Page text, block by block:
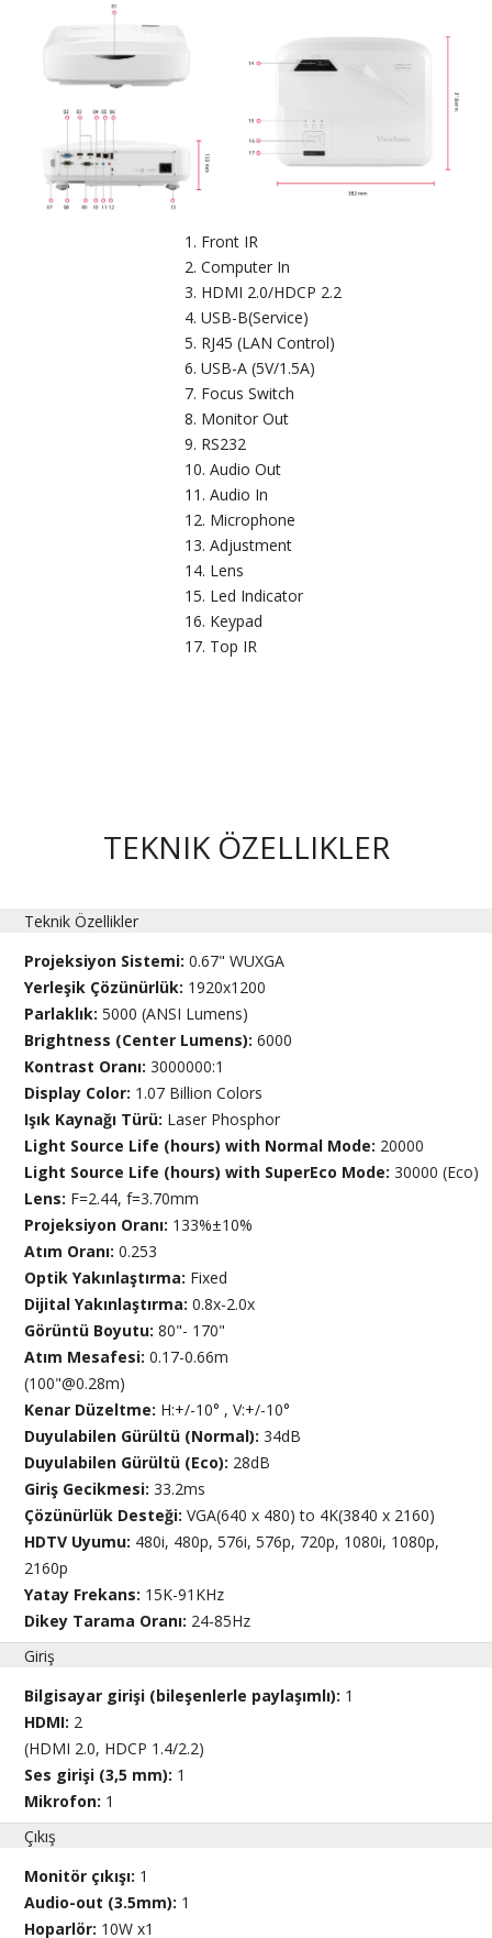
Front IR
Computer In
HDMI 2.0/HDCP 2.2
USB-B(Service)
RJ45 (LAN Control)
USB-A (5V/1.5A)
Focus Switch
Monitor Out
RS232
Audio Out
Audio In
Microphone
Adjustment
Lens
Led Indicator
Keypad
Top IR
TEKNIK ÖZELLIKLER
Teknik Özellikler
Projeksiyon Sistemi:0.67" WUXGA
Yerleşik Çözünürlük: 1920x1200
Parlaklık:5000 (ANSI Lumens)
Brightness (Center Lumens):6000
Kontrast Oranı:3000000:1
Display Color: 1.07 Billion Colors
Işık Kaynağı Türü: Laser Phosphor
Light Source Life (hours) with Normal Mode: 20000
Light Source Life (hours) with SuperEco Mode:30000 (Eco)
Lens: F=2.44, f=3.70mm
Projeksiyon Oranı: 133%±10%
Atım Oranı:0.253
Optik Yakınlaştırma: Fixed
Dijital Yakınlaştırma:0.8x-2.0x
Görüntü Boyutu:80"- 170"
Atım Mesafesi:0.17-0.66m
(100"@0.28m)
Kenar Düzeltme: H:+/-10° , V:+/-10°
Duyulabilen Gürültü (Normal):34dB
Duyulabilen Gürültü (Eco): 28dB
Giriş Gecikmesi:33.2ms
Çözünürlük Desteği:VGA(640 x 480) to 4K(3840 x 2160)
HDTV Uyumu: 480i, 480p, 576i, 576p, 720p, 1080i, 1080p,
2160p
Yatay Frekans: 15K-91KHz
Dikey Tarama Oranı: 24-85Hz
Giriş
Bilgisayar girişi (bileşenlerle paylaşımlı): 1
HDMI: 2
(HDMI 2.0, HDCP 1.4/2.2)
Ses girişi (3,5 mm): 1
Mikrofon: 1
Çıkış
Monitör çıkışı: 1
Audio-out (3.5mm): 1
Hoparlör: 10W x1